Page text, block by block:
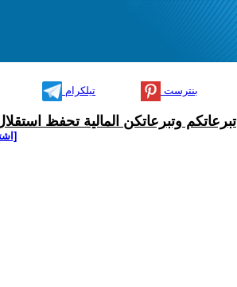
تيلكرام بنترست
تبرعاتكم وتبرعاتكن المالية تحفظ